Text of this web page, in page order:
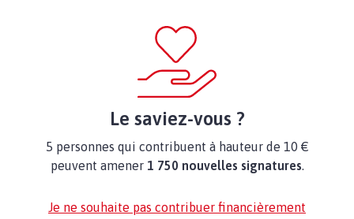
Le saviez-vous ?
5 personnes qui contribuent à hauteur de 10 €
peuvent amener 1 750 nouvelles signatures.
Je ne souhaite pas contribuer financièrement